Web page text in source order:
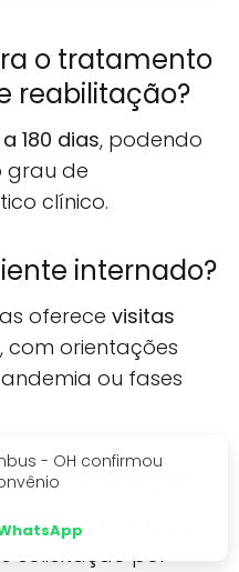
o tratamento
reabilitação?
180 dias, podendo
grau de
clínico.
internado?
oferece visitas
, com orientações
ou fases
é legal?
13.840/2019), desde
solicitação por
- OH confirmou